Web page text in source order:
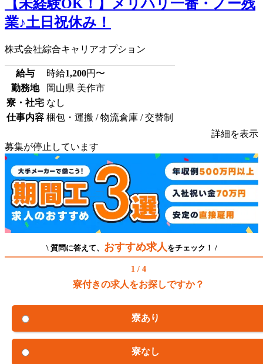
【未経験OK！】メリハリ一番・ノー残
業♪土日祝休み！
株式会社綜合キャリアオプション
給与 時給1,200円〜
勤務地
岡山県 美作市
寮・社宅 なし
仕事内容 梱包・運搬 / 物流倉庫 / 交替制
詳細を表示
募集が停止しています
\ 質問に答えて、 おすすめ求人 をチェック！ /
1 / 4
寮付きの求人をお探しですか？
寮あり
寮なし